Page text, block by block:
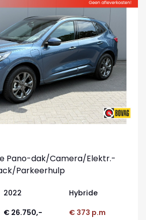
Pano-dak/Camera/Elektr.-
Parkeerhulp
2022 Hybride
€ 26.750,- € 373 p.m